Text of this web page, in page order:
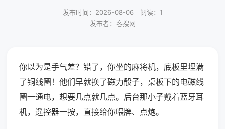
发布时间：2026-08-06｜阅读：1
发布者：客搜网
你以为是手气差？错了，你坐的麻将机，底板里埋满
了铜线圈！他们早就换了磁力骰子，桌板下的电磁线
圈一通电，想要几点就几点。后台那小子戴着蓝牙耳
机，遥控器一按，直接给你喂牌、点炮。